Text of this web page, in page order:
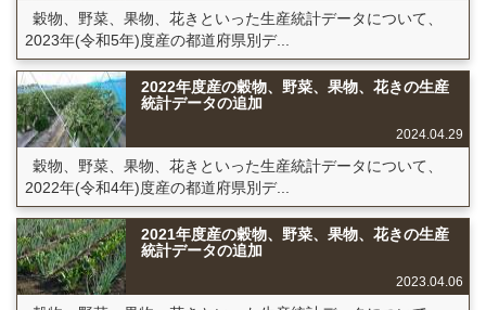
穀物、野菜、果物、花きといった生産統計データについて、
2023年(令和5年)度産の都道府県別デ...
2022年度産の穀物、野菜、果物、花きの生産
統計データの追加
2024.04.29
穀物、野菜、果物、花きといった生産統計データについて、
2022年(令和4年)度産の都道府県別デ...
2021年度産の穀物、野菜、果物、花きの生産
統計データの追加
2023.04.06